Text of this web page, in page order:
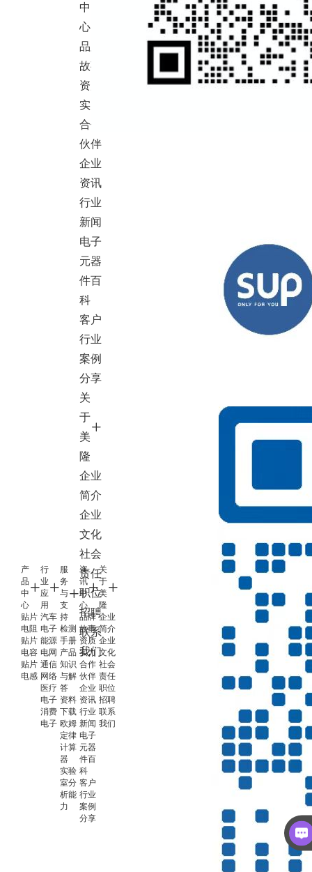
中
心
品牌
故事
资质
实力
合作
伙伴
企业
资讯
行业
新闻
电子
元器
件百
科
客户
行业
案例
分享
关
于
美
隆
企业
简介
企业
文化
社会
责任
职位
招聘
联系
我们
产
品
中
心
贴片
电阻
贴片
电容
贴片
电感
行
业
应
用
汽车
电子
能源
电网
通信
网络
医疗
电子
消费
电子
服
务
与
支
持
检测
手册
产品
知识
与解
答
资料
下载
欧姆
定律
计算
器
实验
室分
析能
力
资
讯
中
心
品牌
故事
资质
实力
合作
伙伴
企业
资讯
行业
新闻
电子
元器
件百
科
客户
行业
案例
分享
关
于
美
隆
企业
简介
企业
文化
社会
责任
职位
招聘
联系
我们